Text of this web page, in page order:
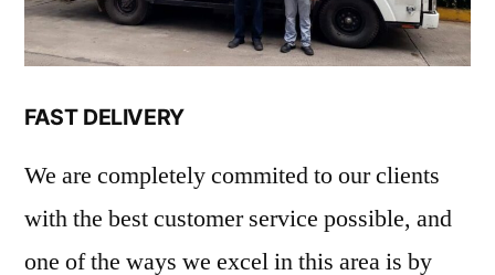
FAST DELIVERY
We are completely commited to our clients
with the best customer service possible, and
one of the ways we excel in this area is by